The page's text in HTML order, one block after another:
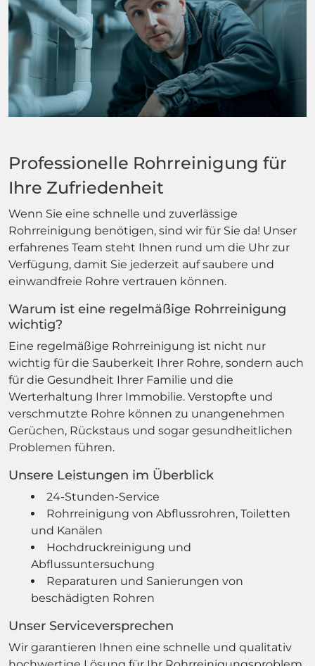
Professionelle Rohrreinigung für
Ihre Zufriedenheit
Wenn Sie eine schnelle und zuverlässige
Rohrreinigung benötigen, sind wir für Sie da! Unser
erfahrenes Team steht Ihnen rund um die Uhr zur
Verfügung, damit Sie jederzeit auf saubere und
einwandfreie Rohre vertrauen können.
Warum ist eine regelmäßige Rohrreinigung
wichtig?
Eine regelmäßige Rohrreinigung ist nicht nur
wichtig für die Sauberkeit Ihrer Rohre, sondern auch
für die Gesundheit Ihrer Familie und die
Werterhaltung Ihrer Immobilie. Verstopfte und
verschmutzte Rohre können zu unangenehmen
Gerüchen, Rückstaus und sogar gesundheitlichen
Problemen führen.
Unsere Leistungen im Überblick
24-Stunden-Service
Rohrreinigung von Abflussrohren, Toiletten
und Kanälen
Hochdruckreinigung und
Abflussuntersuchung
Reparaturen und Sanierungen von
beschädigten Rohren
Unser Serviceversprechen
Wir garantieren Ihnen eine schnelle und qualitativ